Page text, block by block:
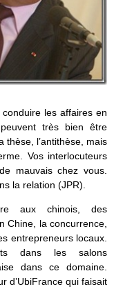
les affaires en
très bien être
thèse, l’antithèse, mais
Vos interlocuteurs
mauvais chez vous.
la relation (JPR).
aux chinois, des
Chine, la concurrence,
entrepreneurs locaux.
dans les salons
dans ce domaine.
d’UbiFrance qui faisait